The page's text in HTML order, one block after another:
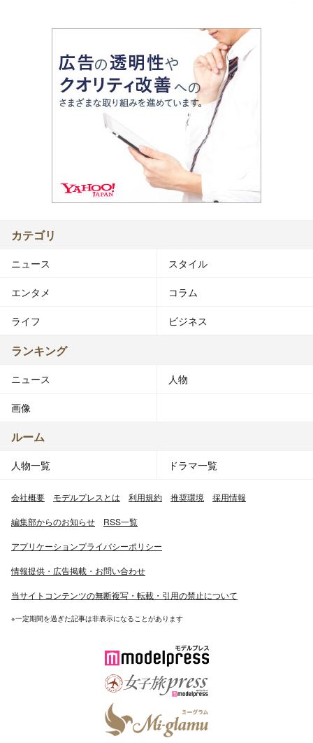
カテゴリ
ニュース スタイル
エンタメ コラム
ライフ ビジネス
ランキング
ニュース 人物
画像
ルーム
人物一覧 ドラマ一覧
会社概要 モデルプレスとは 利用規約 推奨環境 採用情報
編集部からのお知らせ RSS一覧
アプリケーションプライバシーポリシー
情報提供・広告掲載・お問い合わせ
当サイトコンテンツの無断複写・転載・引用の禁止について
※一定期間を過ぎた記事は非表示になることがあります